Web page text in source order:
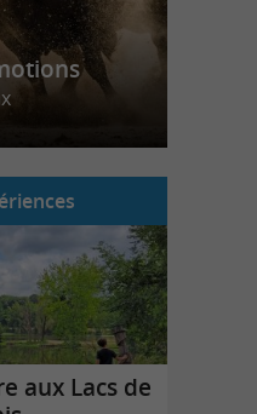
aux Lacs de